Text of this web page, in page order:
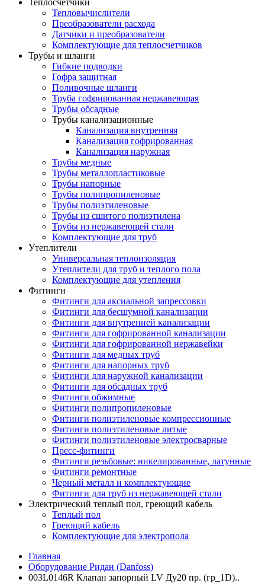
Теплосчетчики
Тепловычислители
Преобразователи расхода
Датчики и преобразователи
Комплектующие для теплосчетчиков
Трубы и шланги
Гибкие подводки
Гофра защитная
Поливочные шланги
Труба гофрированная нержавеющая
Трубы обсадные
Трубы канализационные
Канализация внутренняя
Канализация гофрированная
Канализация наружная
Трубы медные
Трубы металлопластиковые
Трубы напорные
Трубы полипропиленовые
Трубы полиэтиленовые
Трубы из сшитого полиэтилена
Трубы из нержавеющей стали
Комплектующие для труб
Утеплители
Универсальная теплоизоляция
Утеплители для труб и теплого пола
Комплектующие для утепления
Фитинги
Фитинги для аксиальной запрессовки
Фитинги для бесшумной канализации
Фитинги для внутренней канализации
Фитинги для гофрированной канализации
Фитинги для гофрированной нержавейки
Фитинги для медных труб
Фитинги для напорных труб
Фитинги для наружной канализации
Фитинги для обсадных труб
Фитинги обжимные
Фитинги полипропиленовые
Фитинги полиэтиленовые компрессионные
Фитинги полиэтиленовые литые
Фитинги полиэтиленовые электросварные
Пресс-фитинги
Фитинги резьбовые: никелированные, латунные
Фитинги ремонтные
Черный металл и комплектующие
Фитинги для труб из нержавеющей стали
Электрический теплый пол, греющий кабель
Теплый пол
Греющий кабель
Комплектующие для электропола
Главная
Оборудование Ридан (Danfoss)
003L0146R Клапан запорный LV Ду20 пр. (гр_1D)..